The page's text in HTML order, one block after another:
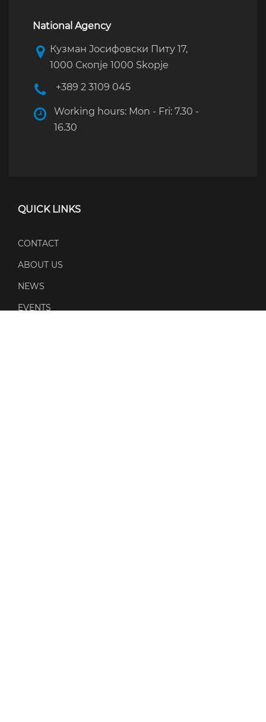
National Agency
Кузман Јосифовски Питу 17,
1000 Скопје 1000 Skopje
+389 2 3109 045
Working hours: Mon - Fri: 7.30 -
16.30
QUICK LINKS
CONTACT
ABOUT US
NEWS
EVENTS